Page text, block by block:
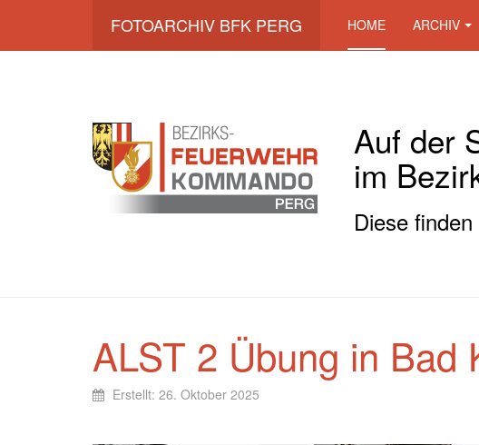
FOTOARCHIV BFK PERG HOME ARCHIV
Auf der
im
Diese
ALST 2 Übung in Bad
Erstellt: 26. Oktober 2025